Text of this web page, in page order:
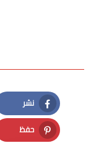
نشر
Facebook
حفظ
Pinterest